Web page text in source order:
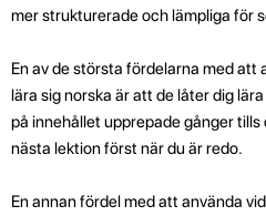
mer strukturerade och lämpliga för
En av de största fördelarna med
lära sig norska är att de låter dig
på innehållet upprepade gånger
nästa lektion först när du är redo.
En annan fördel med att använda